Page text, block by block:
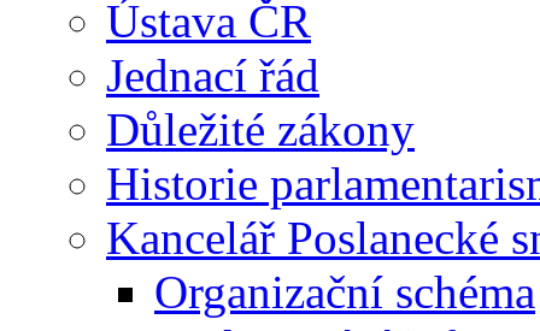
Ústava ČR
Jednací řád
Důležité zákony
Historie
Kancelář Poslanecké
Organizační schéma